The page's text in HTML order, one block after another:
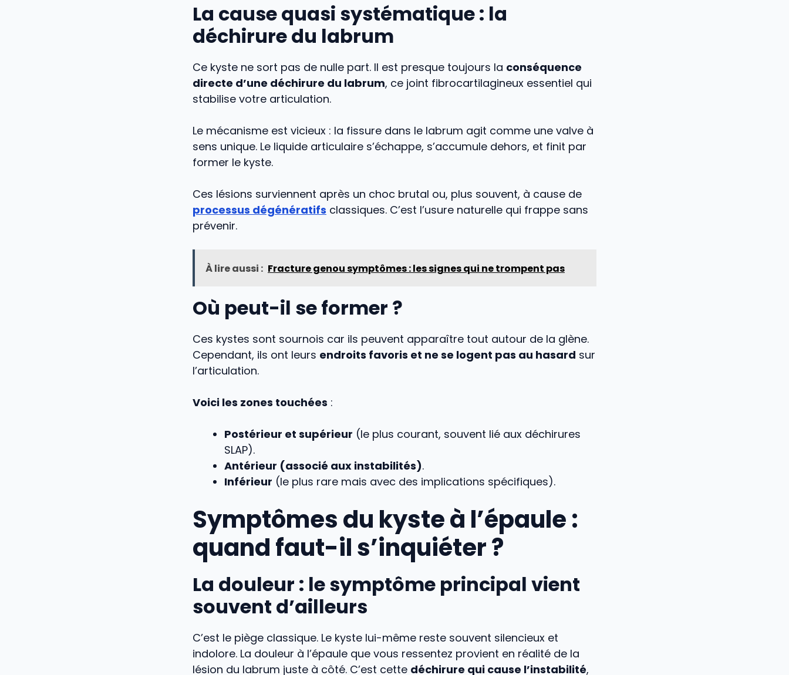
La cause quasi systématique : la
déchirure du labrum
Ce kyste ne sort pas de nulle part. Il est presque toujours la conséquence
directe d’une déchirure du labrum, ce joint fibrocartilagineux essentiel qui
stabilise votre articulation.
Le mécanisme est vicieux : la fissure dans le labrum agit comme une valve à
sens unique. Le liquide articulaire s’échappe, s’accumule dehors, et finit par
former le kyste.
Ces lésions surviennent après un choc brutal ou, plus souvent, à cause de
processus dégénératifs classiques. C’est l’usure naturelle qui frappe sans
prévenir.
À lire aussi : Fracture genou symptômes : les signes qui ne trompent pas
Où peut-il se former ?
Ces kystes sont sournois car ils peuvent apparaître tout autour de la glène.
Cependant, ils ont leurs endroits favoris et ne se logent pas au hasard sur
l’articulation.
Voici les zones touchées :
Postérieur et supérieur (le plus courant, souvent lié aux déchirures
SLAP).
Antérieur (associé aux instabilités).
Inférieur (le plus rare mais avec des implications spécifiques).
Symptômes du kyste à l’épaule :
quand faut-il s’inquiéter ?
La douleur : le symptôme principal vient
souvent d’ailleurs
C’est le piège classique. Le kyste lui-même reste souvent silencieux et
indolore. La douleur à l’épaule que vous ressentez provient en réalité de la
lésion du labrum juste à côté. C’est cette déchirure qui cause l’instabilité,